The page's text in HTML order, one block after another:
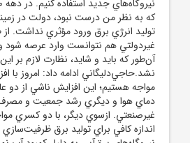
که به نظر من درست نبود، دولت در
توليد انرژي برق ورود مؤثري نداشت.
غيردولتي هم نتوانست وارد عرصه شود و
آن‌طور که بايد و شايد، نظارت لازم بر
نشد.حاجي‌دليگاني ادامه داد: امروز با
مواجه هستيم؛ اين افزايش ناشي از
دماي هوا و ديگري رشد جمعيت و
غيرصنعتي. ازسوي ديگر، با دو کسري
اندازه کافي براي توليد برق